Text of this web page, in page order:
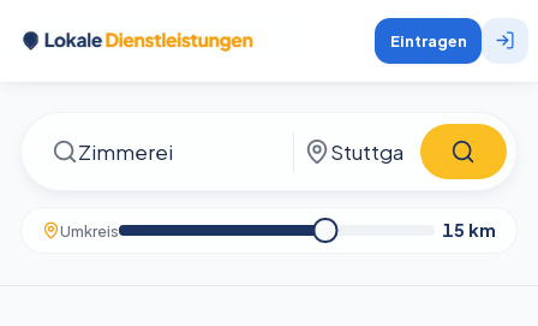
Eintragen
Umkreis 15 km